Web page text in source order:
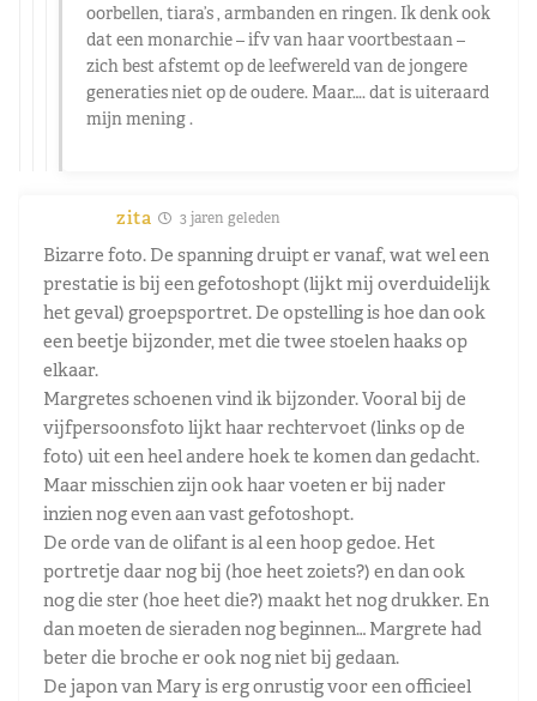
oorbellen, tiara’s , armbanden en ringen. Ik denk ook
dat een monarchie – ifv van haar voortbestaan –
zich best afstemt op de leefwereld van de jongere
generaties niet op de oudere. Maar…. dat is uiteraard
mijn mening .
zita 3 jaren geleden
Bizarre foto. De spanning druipt er vanaf, wat wel een
prestatie is bij een gefotoshopt (lijkt mij overduidelijk
het geval) groepsportret. De opstelling is hoe dan ook
een beetje bijzonder, met die twee stoelen haaks op
elkaar.
Margretes schoenen vind ik bijzonder. Vooral bij de
vijfpersoonsfoto lijkt haar rechtervoet (links op de
foto) uit een heel andere hoek te komen dan gedacht.
Maar misschien zijn ook haar voeten er bij nader
inzien nog even aan vast gefotoshopt.
De orde van de olifant is al een hoop gedoe. Het
portretje daar nog bij (hoe heet zoiets?) en dan ook
nog die ster (hoe heet die?) maakt het nog drukker. En
dan moeten de sieraden nog beginnen… Margrete had
beter die broche er ook nog niet bij gedaan.
De japon van Mary is erg onrustig voor een officieel